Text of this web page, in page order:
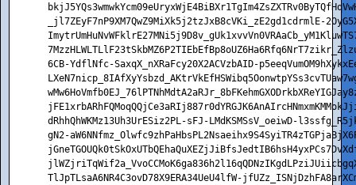
_jl7ZEyF7nP9XM7QwZ9MiXk5j2tzJxB8cVKi_zE2gd1cdrmlE-
6CB-YdflNfc-SaxqX_nXRaFcy20X2ACVzbAID-
dRhhQhWKMz13Uh3UrESiz2PL-sFJ-LMdKSMSsV_oeiwD-
gN2-
TlJpTLsaA6NR4C3ovD78X9ERA34UeU4lfW-